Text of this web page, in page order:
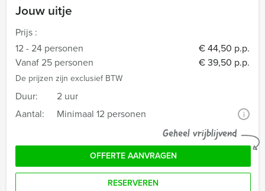
Jouw uitje
Prijs :
12 - 24 personen
€ 44,50 p.p.
Vanaf 25 personen
€ 39,50 p.p.
De prijzen zijn exclusief BTW
Duur:
2 uur
Aantal:
Minimaal 12 personen i
Geheel vrijblijvend
OFFERTE AANVRAGEN
RESERVEREN